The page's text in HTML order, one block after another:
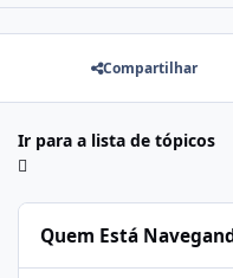
Compartilhar
Ir para a lista de tópicos
Quem Está